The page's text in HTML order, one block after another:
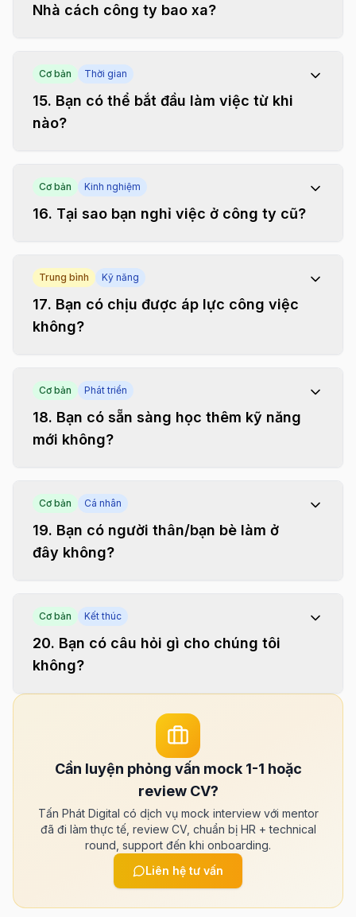
Nhà cách công ty bao xa?
Cơ bản Thời gian
15. Bạn có thể bắt đầu làm việc từ khi
nào?
Cơ bản Kinh nghiệm
16. Tại sao bạn nghỉ việc ở công ty cũ?
Trung bình Kỹ năng
17. Bạn có chịu được áp lực công việc
không?
Cơ bản Phát triển
18. Bạn có sẵn sàng học thêm kỹ năng
mới không?
Cơ bản Cá nhân
19. Bạn có người thân/bạn bè làm ở
đây không?
Cơ bản Kết thúc
20. Bạn có câu hỏi gì cho chúng tôi
không?
Cần luyện phỏng vấn mock 1-1 hoặc
review CV?
Tấn Phát Digital có dịch vụ mock interview với mentor
đã đi làm thực tế, review CV, chuẩn bị HR + technical
round, support đến khi onboarding.
Liên hệ tư vấn